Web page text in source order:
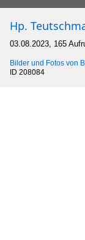
Hp.
03.08.2023, 165
Bilder und Fotos von
ID 208084